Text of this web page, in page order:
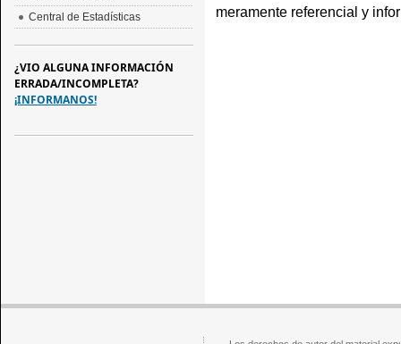
meramente referencial y
Central de Estadísticas
¿VIO ALGUNA INFORMACIÓN
ERRADA/INCOMPLETA?
¡INFORMANOS!